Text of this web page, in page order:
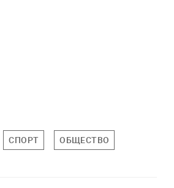
СПОРТ ОБЩЕСТВО